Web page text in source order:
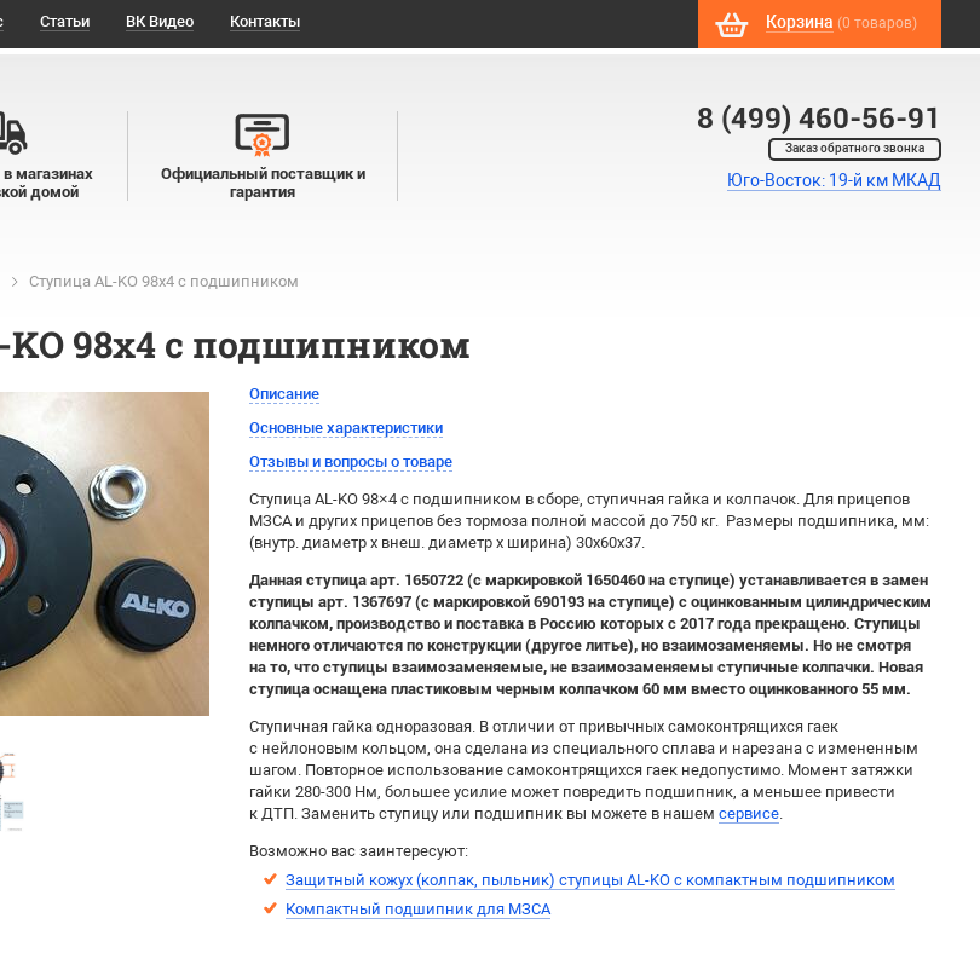
Статьи ВК Видео Контакты Корзина (0 товаров)
8 (499) 460-56-91
Заказ обратного звонка
Юго-Восток: 19-й км МКАД
магазинах
домой
Официальный поставщик и
гарантия
Ступица AL-KO 98x4 с подшипником
98x4 с подшипником
Описание
Основные характеристики
Отзывы и вопросы о товаре
Ступица AL-KO 98×4 с подшипником в сборе, ступичная гайка и колпачок. Для прицепов
МЗСА и других прицепов без тормоза полной массой до 750 кг. Размеры подшипника, мм:
(внутр. диаметр х внеш. диаметр х ширина) 30х60х37.
Данная ступица арт. 1650722 (с маркировкой 1650460 на ступице) устанавливается в замен
ступицы арт. 1367697 (с маркировкой 690193 на ступице) с оцинкованным цилиндрическим
колпачком, производство и поставка в Россию которых с 2017 года прекращено. Ступицы
немного отличаются по конструкции (другое литье), но взаимозаменяемы. Но не смотря
на то, что ступицы взаимозаменяемые, не взаимозаменяемы ступичные колпачки. Новая
ступица оснащена пластиковым черным колпачком 60 мм вместо оцинкованного 55 мм.
Ступичная гайка одноразовая. В отличии от привычных самоконтрящихся гаек
с нейлоновым кольцом, она сделана из специального сплава и нарезана с измененным
шагом. Повторное использование самоконтрящихся гаек недопустимо. Момент затяжки
гайки 280-300 Нм, большее усилие может повредить подшипник, а меньшее привести
к ДТП. Заменить ступицу или подшипник вы можете в нашем сервисе.
Возможно вас заинтересуют:
Защитный кожух (колпак, пыльник) ступицы AL-KO с компактным подшипником
Компактный подшипник для МЗСА